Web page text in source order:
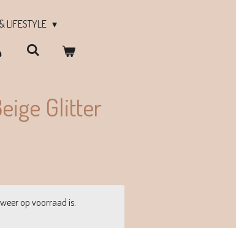
LIFESTYLE
Glitter
op voorraad is.